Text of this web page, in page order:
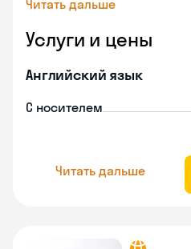
Читать дальше
Услуги и цены
Английский язык
С носителем
Читать дальше